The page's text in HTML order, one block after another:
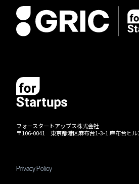
フォースタートアップス株式会社
〒106-0041 東京都港区麻布台1-3-1 麻布台ヒル
Privacy Policy